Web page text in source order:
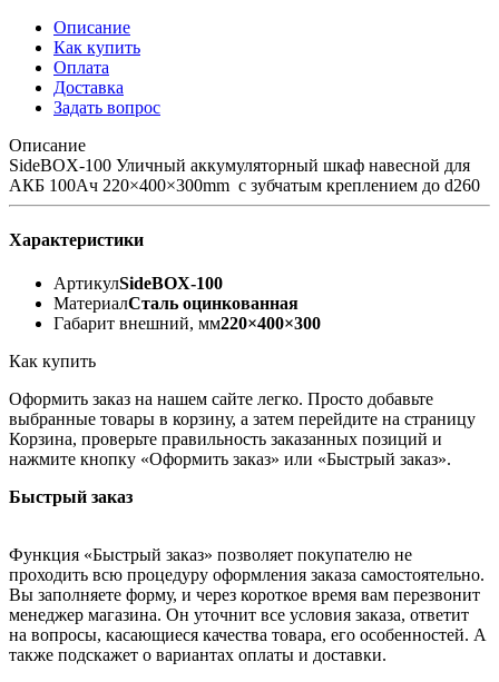
Описание
Как купить
Оплата
Доставка
Задать вопрос
Описание
SideBOX-100 Уличный аккумуляторный шкаф навесной для
АКБ 100Ач 220×400×300mm с зубчатым креплением до d260
Характеристики
АртикулSideBOX-100
МатериалСталь оцинкованная
Габарит внешний, мм220×400×300
Как купить
Оформить заказ на нашем сайте легко. Просто добавьте
выбранные товары в корзину, а затем перейдите на страницу
Корзина, проверьте правильность заказанных позиций и
нажмите кнопку «Оформить заказ» или «Быстрый заказ».
Быстрый заказ
Функция «Быстрый заказ» позволяет покупателю не
проходить всю процедуру оформления заказа самостоятельно.
Вы заполняете форму, и через короткое время вам перезвонит
менеджер магазина. Он уточнит все условия заказа, ответит
на вопросы, касающиеся качества товара, его особенностей. А
также подскажет о вариантах оплаты и доставки.